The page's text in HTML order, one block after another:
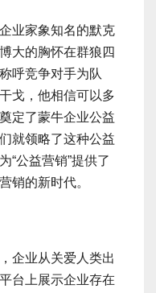
业家象知名的默克
大的胸怀在群狼四
呼竞争对手为队
戈，他相信可以多
定了蒙牛企业公益
就领略了这种公益
“公益营销”提供了
销的新时代。
企业从关爱人类出
台上展示企业存在